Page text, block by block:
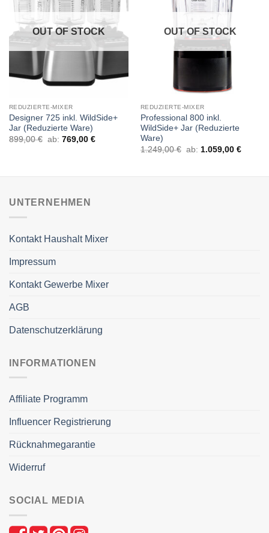
OUT OF STOCK
REDUZIERTE-MIXER
Designer 725 inkl. WildSide+
Jar (Reduzierte Ware)
899,00€ ab: 769,00 €
OUT OF STOCK
REDUZIERTE-MIXER
Professional 800 inkl.
WildSide+ Jar (Reduzierte
Ware)
1.249,00€ ab: 1.059,00 €
UNTERNEHMEN
Kontakt Haushalt Mixer
Impressum
Kontakt Gewerbe Mixer
AGB
Datenschutzerklärung
INFORMATIONEN
Affiliate Programm
Influencer Registrierung
Rücknahmegarantie
Widerruf
SOCIAL MEDIA